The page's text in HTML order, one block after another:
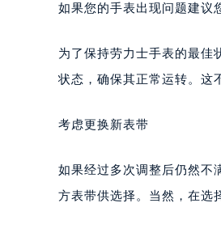
如果您的手表出现问题建议
为了保持劳力士手表的最佳
状态，确保其正常运转。这
考虑更换新表带
如果经过多次调整后仍然不
方表带供选择。当然，在选